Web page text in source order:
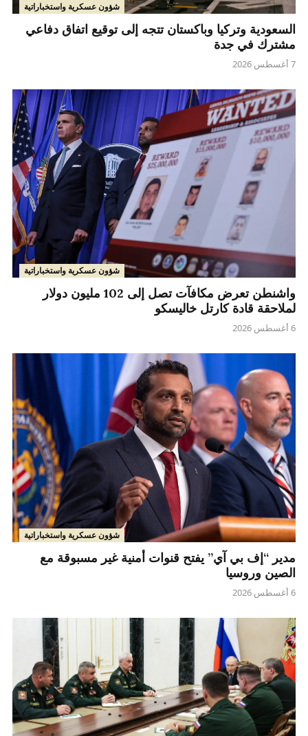
شؤون عسكرية واستخباراتية
السعودية وتركيا وباكستان تتجه إلى توقيع اتفاق دفاعي
مشترك في جدة
7 أغسطس 2026
شؤون عسكرية واستخباراتية
واشنطن تعرض مكافآت تصل إلى 102 مليون دولار
لملاحقة قادة كارتل خاليسكو
6 أغسطس 2026
شؤون عسكرية واستخباراتية
مدير “إف بي آي” يفتح قنوات أمنية غير مسبوقة مع
الصين وروسيا
6 أغسطس 2026